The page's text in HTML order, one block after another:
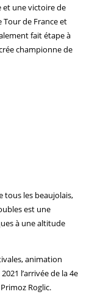
et une victoire de
Tour de France et
fait étape à
championne de
tous les beaujolais,
est une
à une altitude
animation
l’arrivée de la 4e
Roglic.